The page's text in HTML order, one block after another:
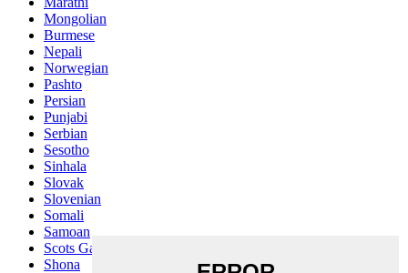
Mongolian
Burmese
Nepali
Norwegian
Pashto
Persian
Punjabi
Serbian
Sesotho
Sinhala
Slovak
Slovenian
Somali
Samoan
Scots Gaelic
Shona